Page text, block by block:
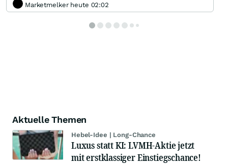
Marketmelker heute 02:02
Aktuelle Themen
Hebel-Idee | Long-Chance
Luxus statt KI: LVMH-Aktie jetzt
mit erstklassiger Einstiegschance!